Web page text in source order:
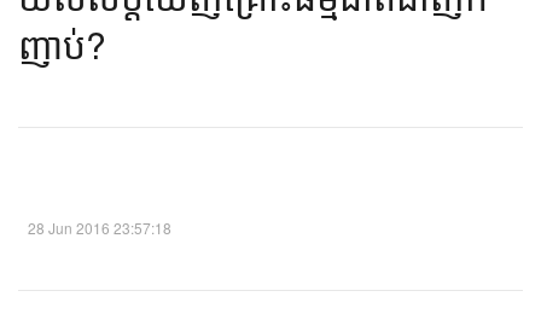
ញាប់?​​
28 Jun 2016 23:57:18